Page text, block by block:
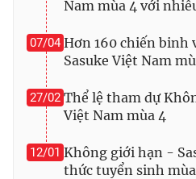
Thị trường 24h
VTV4
VTV9
Liên hệ tòa soạn
Nam mùa 4 với
07/04 Hơn 160 chiến binh
Sasuke Việt Nam
27/02 Thể lệ tham dự
Việt Nam mùa 4
12/01 Không giới hạn -
thức tuyển sinh